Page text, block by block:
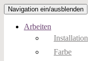
Navigation ein/ausblenden
Arbeiten
Installation
Farbe